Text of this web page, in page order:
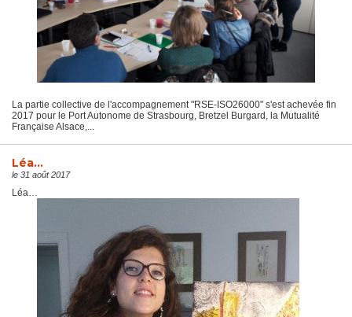
La partie collective de l'accompagnement "RSE-ISO26000" s'est achevée fin
2017 pour le Port Autonome de Strasbourg, Bretzel Burgard, la Mutualité
Française Alsace,...
Léa…
le 31 août 2017
Léa…